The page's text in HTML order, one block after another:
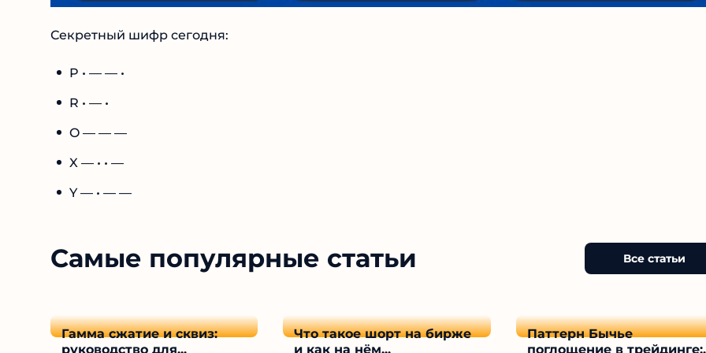
Секретный шифр сегодня:
P • — — •
R • — •
O — — —
X — • • —
Y — • — —
Самые популярные статьи Все статьи
Гамма сжатие и сквиз:
руководство для...
Что такое шорт на бирже
и как на нём...
Паттерн Бычье
поглощение в